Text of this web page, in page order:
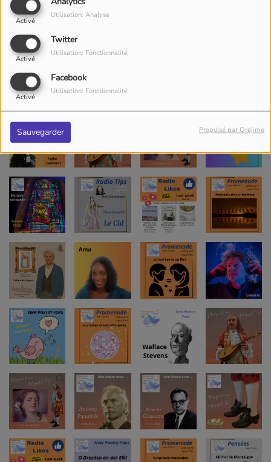
Activé
Utilisation: Analyse
Twitter
Activé
Utilisation: Fonctionnalité
Facebook
Activé
Utilisation: Fonctionnalité
Sauvegarder Propulsé par Orejime